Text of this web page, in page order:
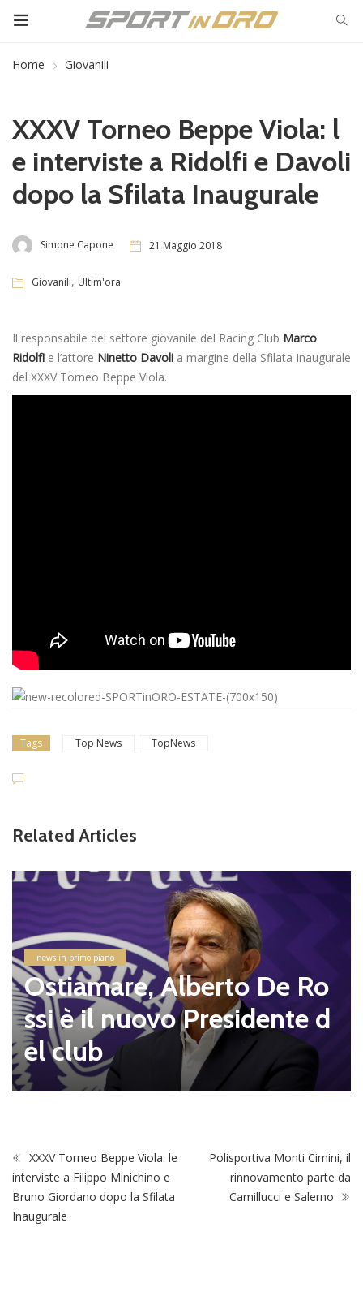
Home Giovanili
XXXV Torneo Beppe Viola: l
e interviste a Ridolfi e Davoli
dopo la Sfilata Inaugurale
Simone Capone 21 Maggio 2018
Giovanili, Ultim'ora
Il responsabile del settore giovanile del Racing Club Marco
Ridolfi e l’attore Ninetto Davoli a margine della Sfilata Inaugurale
del XXXV Torneo Beppe Viola.
Tags Top News TopNews
Related Articles
news in primo piano
Ostiamare, Alberto De Ro
ssi è il nuovo Presidente d
el club
XXXV Torneo Beppe Viola: le
interviste a Filippo Minichino e
Bruno Giordano dopo la Sfilata
Inaugurale
Polisportiva Monti Cimini, il
rinnovamento parte da
Camillucci e Salerno